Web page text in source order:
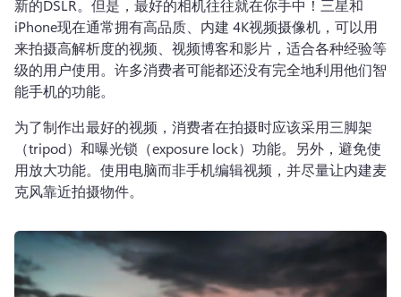
新的DSLR。但是，最好的相机往往就在你手中！三星和
iPhone现在通常拥有高品质、内建 4K视频摄像机，可以用
来拍摄高解析度的视频、视频博客和影片，适合各种经验等
级的用户使用。许多消费者可能都还没有完全地利用他们智
能手机的功能。
为了制作出最好的视频，消费者在拍摄时应该采用三脚架
（tripod）和曝光锁（exposure lock）功能。另外，避免使
用放大功能。使用电脑而非手机编辑视频，并尽量让内建麦
克风靠近拍摄物件。